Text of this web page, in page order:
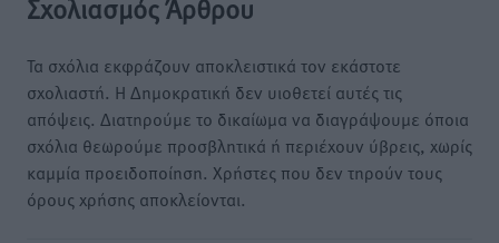
Σχολιασμός Άρθρου
Τα σχόλια εκφράζουν αποκλειστικά τον εκάστοτε
σχολιαστή. Η Δημοκρατική δεν υιοθετεί αυτές τις
απόψεις. Διατηρούμε το δικαίωμα να διαγράψουμε όποια
σχόλια θεωρούμε προσβλητικά ή περιέχουν ύβρεις, χωρίς
καμμία προειδοποίηση. Χρήστες που δεν τηρούν τους
όρους χρήσης αποκλείονται.